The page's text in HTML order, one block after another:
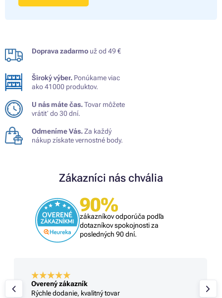
Doprava zadarmo už od 49 €
Široký výber. Ponúkame viac
ako 41000 produktov.
U nás máte čas.Tovar môžete
vrátiť do 30 dní.
Odmeníme Vás.Za každý
nákup získate vernostné body.
Zákazníci nás chvália
90%
zákazníkov odporúča podľa
dotazníkov spokojnosti za
posledných 90 dní.
Overený zákazník
Rýchle dodanie, kvalitný tovar